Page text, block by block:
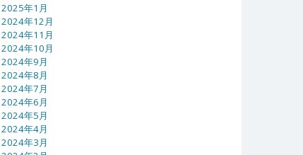
2025年1月
2024年12月
2024年11月
2024年10月
2024年9月
2024年8月
2024年7月
2024年6月
2024年5月
2024年4月
2024年3月